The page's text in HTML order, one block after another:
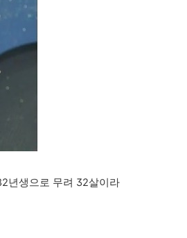
년생으로 무려 32살이라